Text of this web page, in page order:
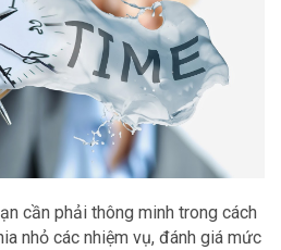
cần phải thông minh trong cách
nhỏ các nhiệm vụ, đánh giá mức